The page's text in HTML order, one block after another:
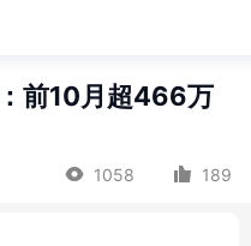
前10月超466万
1058 189